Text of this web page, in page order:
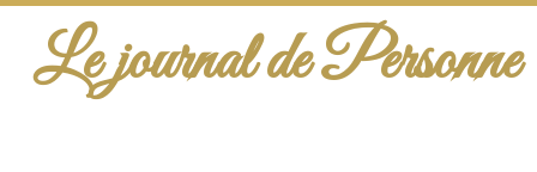
Le journal de Personne